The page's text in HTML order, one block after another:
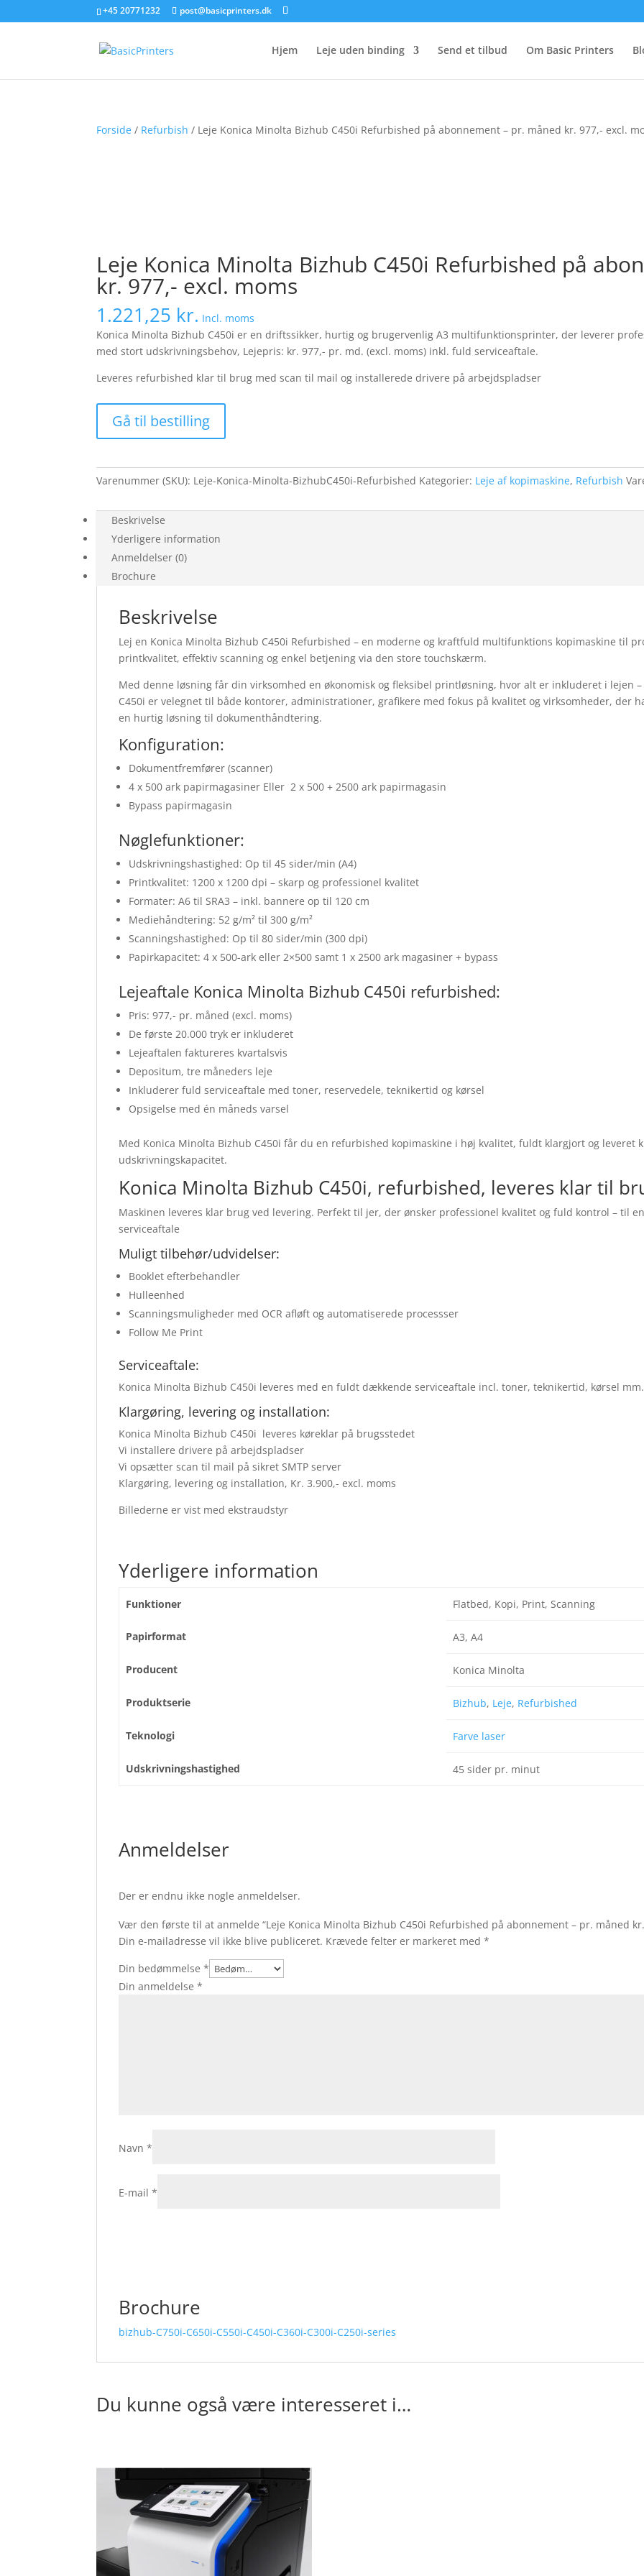
+45 20771232 post@basicprinters.dk
Hjem Leje uden binding Send et tilbud Om Basic Printers
Forside / Refurbish / Leje Konica Minolta Bizhub C450i Refurbished på abonnement – pr. måned kr. 977,- excl.
Leje Konica Minolta Bizhub C450i Refurbished på
kr. 977,- excl. moms
1.221,25 kr. Incl. moms
Konica Minolta Bizhub C450i er en driftssikker, hurtig og brugervenlig A3 multifunktionsprinter, der leverer
med stort udskrivningsbehov, Lejepris: kr. 977,- pr. md. (excl. moms) inkl. fuld serviceaftale.
Leveres refurbished klar til brug med scan til mail og installerede drivere på arbejdspladser
Gå til bestilling
Varenummer (SKU): Leje-Konica-Minolta-BizhubC450i-Refurbished Kategorier: Leje af kopimaskine, Refurbish
Beskrivelse
Yderligere information
Anmeldelser (0)
Brochure
Beskrivelse
Lej en Konica Minolta Bizhub C450i Refurbished – en moderne og kraftfuld multifunktions kopimaskine til
printkvalitet, effektiv scanning og enkel betjening via den store touchskærm.
Med denne løsning får din virksomhed en økonomisk og fleksibel printløsning, hvor alt er inkluderet i lejen
C450i er velegnet til både kontorer, administrationer, grafikere med fokus på kvalitet og virksomheder, der
en hurtig løsning til dokumenthåndtering.
Konfiguration:
Dokumentfremfører (scanner)
4 x 500 ark papirmagasiner Eller 2 x 500 + 2500 ark papirmagasin
Bypass papirmagasin
Nøglefunktioner:
Udskrivningshastighed: Op til 45 sider/min (A4)
Printkvalitet: 1200 x 1200 dpi – skarp og professionel kvalitet
Formater: A6 til SRA3 – inkl. bannere op til 120 cm
Mediehåndtering: 52 g/m² til 300 g/m²
Scanningshastighed: Op til 80 sider/min (300 dpi)
Papirkapacitet: 4 x 500-ark eller 2×500 samt 1 x 2500 ark magasiner + bypass
Lejeaftale Konica Minolta Bizhub C450i refurbished:
Pris: 977,- pr. måned (excl. moms)
De første 20.000 tryk er inkluderet
Lejeaftalen faktureres kvartalsvis
Depositum, tre måneders leje
Inkluderer fuld serviceaftale med toner, reservedele, teknikertid og kørsel
Opsigelse med én måneds varsel
Med Konica Minolta Bizhub C450i får du en refurbished kopimaskine i høj kvalitet, fuldt klargjort og leveret
udskrivningskapacitet.
Konica Minolta Bizhub C450i, refurbished, leveres klar til
Maskinen leveres klar brug ved levering. Perfekt til jer, der ønsker professionel kvalitet og fuld kontrol – til
serviceaftale
Muligt tilbehør/udvidelser:
Booklet efterbehandler
Hulleenhed
Scanningsmuligheder med OCR afløft og automatiserede processser
Follow Me Print
Serviceaftale:
Konica Minolta Bizhub C450i leveres med en fuldt dækkende serviceaftale incl. toner, teknikertid, kørsel mm.
Klargøring, levering og installation:
Konica Minolta Bizhub C450i leveres køreklar på brugsstedet
Vi installere drivere på arbejdspladser
Vi opsætter scan til mail på sikret SMTP server
Klargøring, levering og installation, Kr. 3.900,- excl. moms
Billederne er vist med ekstraudstyr
Yderligere information
Funktioner Flatbed, Kopi, Print, Scanning
Papirformat A3, A4
Producent Konica Minolta
Produktserie Bizhub, Leje, Refurbished
Teknologi Farve laser
Udskrivningshastighed 45 sider pr. minut
Anmeldelser
Der er endnu ikke nogle anmeldelser.
Vær den første til at anmelde “Leje Konica Minolta Bizhub C450i Refurbished på abonnement – pr. måned
Din e-mailadresse vil ikke blive publiceret. Krævede felter er markeret med*
Din bedømmelse*
Din anmeldelse*
Navn*
E-mail*
Brochure
bizhub-C750i-C650i-C550i-C450i-C360i-C300i-C250i-series
Du kunne også være interesseret i…